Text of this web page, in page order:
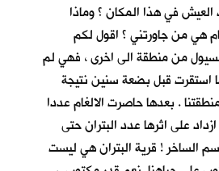
في هذا المكان ؟ وماذا
هي من جاورتني ؟ اقول لكم
من منطقة الى اخرى ، فهي لم
استقرت قبل بضعة سنين نتيجة
. بعدها حاصرت الالغام عددا
على اثرها عدد البتران حتى
الساخر ! قرية البتران هي ليست